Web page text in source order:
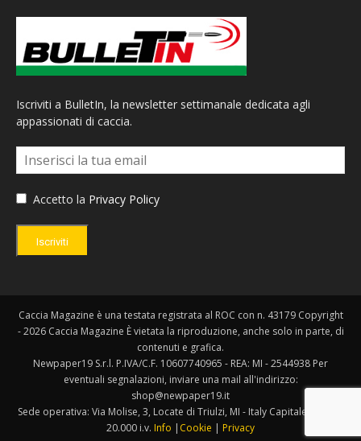
Iscriviti a BulletIn, la newsletter settimanale dedicata agli
appassionati di caccia.
Accetto la Privacy Policy
Iscriviti
Caccia Magazine è una testata registrata al ROC con n. 43179 Copyright
- 2026 Caccia Magazine È vietata la riproduzione, anche solo in parte, di
contenuti e grafica.
Newpaper19 S.r.l. P.IVA/C.F. 10607740965 - REA: MI - 2544938 Per
eventuali segnalazioni, inviare una mail all'indirizzo:
shop@newpaper19.it
Sede operativa: Via Molise, 3, Locate di Triulzi, MI - Italy Capitale Sociale:
20.000 i.v. Info | Cookie | Privacy